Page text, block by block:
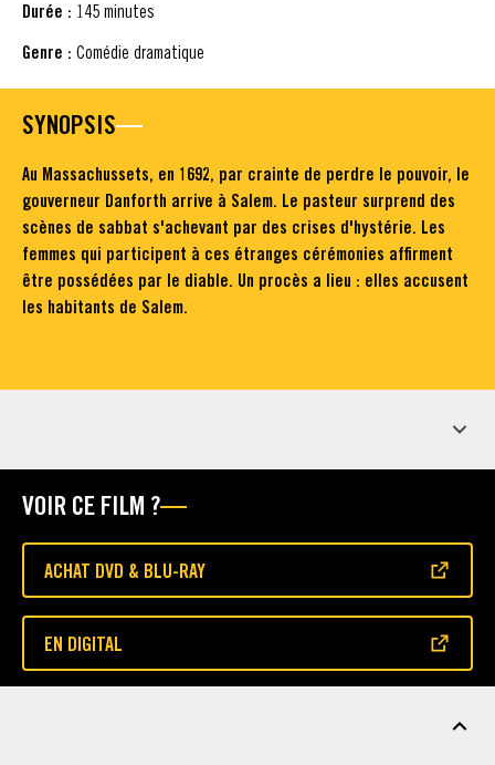
Durée : 145 minutes
Genre : Comédie dramatique
SYNOPSIS
Au Massachussets, en 1692, par crainte de perdre le pouvoir, le
gouverneur Danforth arrive à Salem. Le pasteur surprend des
scènes de sabbat s'achevant par des crises d'hystérie. Les
femmes qui participent à ces étranges cérémonies affirment
être possédées par le diable. Un procès a lieu : elles accusent
les habitants de Salem.
VOIR CE FILM ?
ACHAT DVD & BLU-RAY
(S'OUVRE DANS UNE NOUVELLE FENÊTRE)
EN DIGITAL
(S'OUVRE DANS UNE NOUVELLE FENÊTRE)